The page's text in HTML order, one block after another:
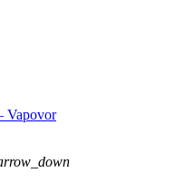
Vapovor